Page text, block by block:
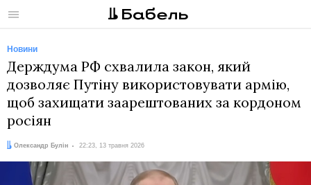
Меню
Новини
Держдума РФ схвалила закон, який
дозволяє Путіну використовувати армію,
щоб захищати заарештованих за кордоном
росіян
Автор:
Олександр Булін
Дата: 22:23, 13 травня 2026